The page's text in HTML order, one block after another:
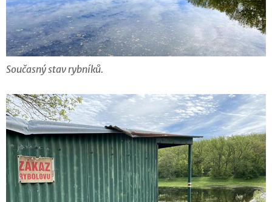
Současný stav rybníků.